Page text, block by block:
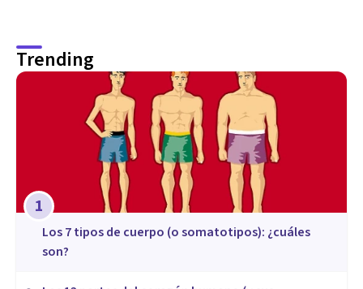
Trending
1
​Los 7 tipos de cuerpo (o somatotipos): ¿cuáles
son?